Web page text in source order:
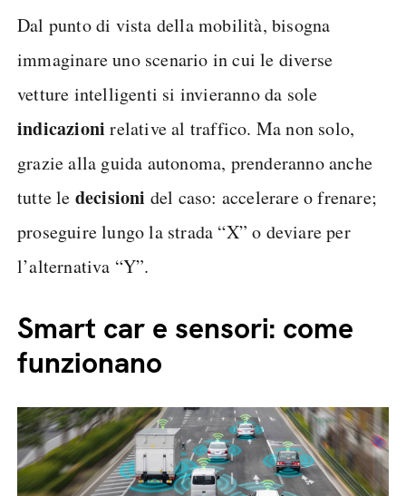
Dal punto di vista della mobilità, bisogna
immaginare uno scenario in cui le diverse
vetture intelligenti si invieranno da sole
indicazioni relative al traffico. Ma non solo,
grazie alla guida autonoma, prenderanno anche
tutte le decisioni del caso: accelerare o frenare;
proseguire lungo la strada “X” o deviare per
l’alternativa “Y”.
Smart car e sensori: come
funzionano